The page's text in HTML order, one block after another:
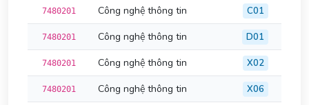
7480201 Công nghệ thông tin C01
7480201 Công nghệ thông tin D01
7480201 Công nghệ thông tin X02
7480201 Công nghệ thông tin X06